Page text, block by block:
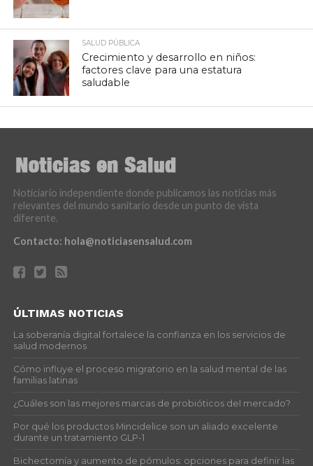
SALUD PÚBLICA
Crecimiento y desarrollo en niños:
factores clave para una estatura
saludable
Noticiario independiente donde publicamos las noticias más
relevantes del mundo sanitario desde un punto de vista
diferente.
Contacto: hola@noticiasensalud.com
ÚLTIMAS NOTICIAS
La soberanía digital fortalece la confianza en los servicios de
salud modernos
Cómo influye el proceso migratorio en la salud mental de las
familias latinas
¿Cuáles son las mejores marcas de probióticos del mercado?
Por qué los productos Mincidelice son un aliado excelente
durante un tratamiento GLP-1
Bichectomía y aumento de pómulos: opciones para definir las